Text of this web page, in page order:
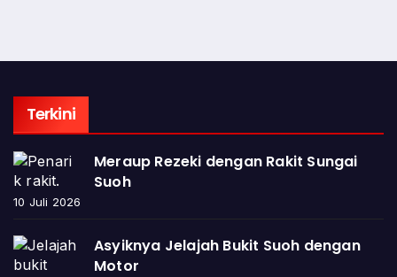
Terkini
Meraup Rezeki dengan Rakit Sungai
Suoh
10 Juli 2026
Asyiknya Jelajah Bukit Suoh dengan
Motor